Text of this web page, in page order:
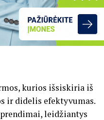
kurios išsiskiria iš
ir didelis efektyvumas.
leidžiantys